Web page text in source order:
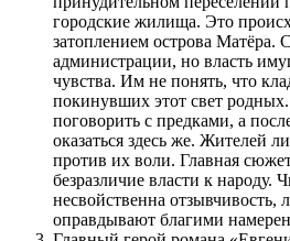
городские жилища. Это
затоплением острова Матёра.
администрации, но власть
чувства. Им не понять, что
покинувших этот свет
поговорить с предками, а
оказаться здесь же. Жителей
против их воли. Главная
безразличие власти к народу.
несвойственна отзывчивость,
оправдывают благими